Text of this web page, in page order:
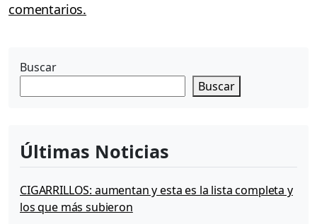
comentarios.
Buscar
Buscar
Últimas Noticias
CIGARRILLOS: aumentan y esta es la lista completa y
los que más subieron